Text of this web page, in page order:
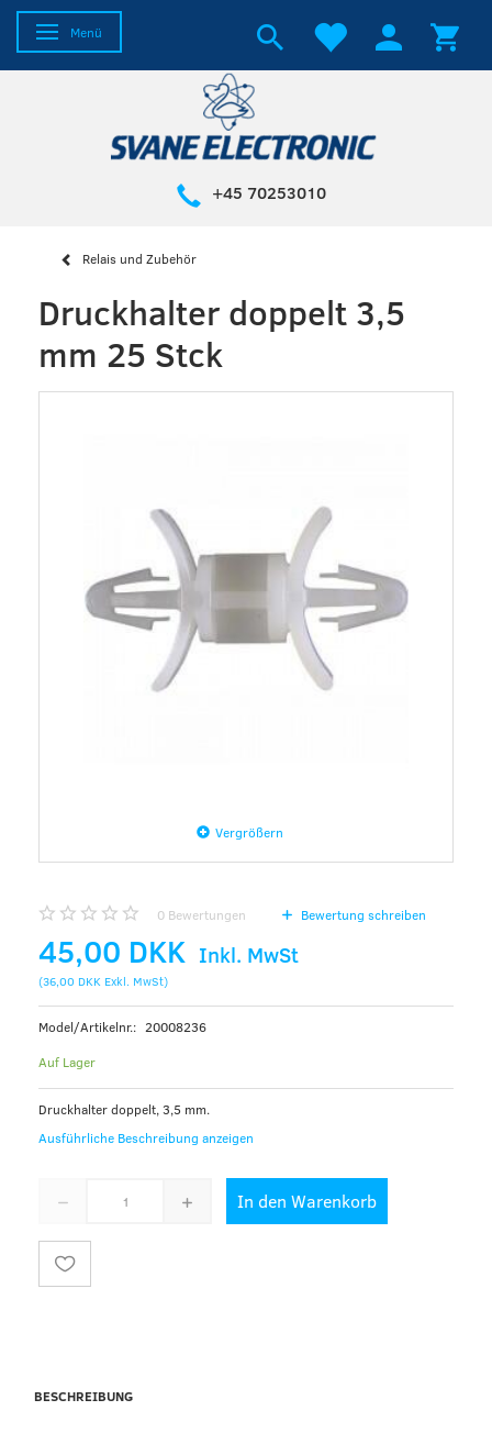
Anzeige ändern
Menü
+45 70253010
Relais und Zubehör
Druckhalter doppelt 3,5
mm 25 Stck
Vergrößern
0 Bewertungen Bewertung schreiben
45,00 DKK Inkl. MwSt
(36,00 DKK Exkl. MwSt)
Model/Artikelnr.: 20008236
Auf Lager
Druckhalter doppelt, 3,5 mm.
Ausführliche Beschreibung anzeigen
In den Warenkorb
BESCHREIBUNG